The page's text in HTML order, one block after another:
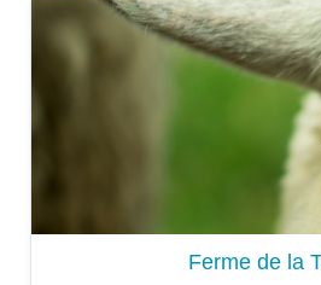
Dégustation
Ferme de la